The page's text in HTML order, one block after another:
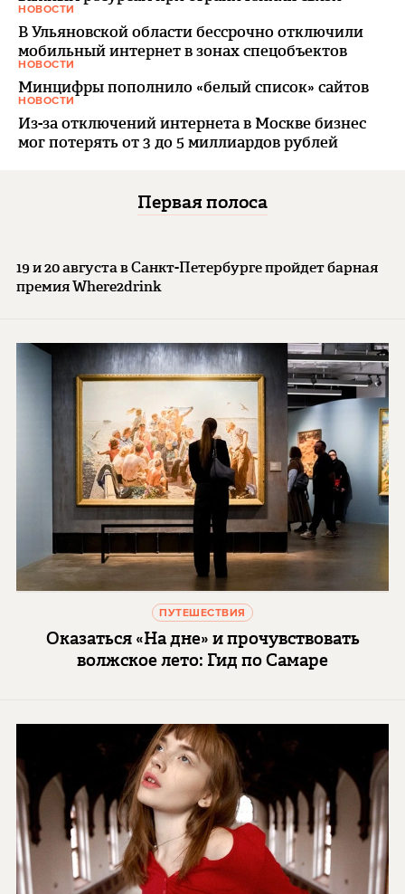
НОВОСТИ
В Ульяновской области бессрочно отключили
мобильный интернет в зонах спецобъектов
НОВОСТИ
Минцифры пополнило «белый список» сайтов
НОВОСТИ
Из-за отключений интернета в Москве бизнес
мог потерять от 3 до 5 миллиардов рублей
Первая полоса
19 и 20 августа в Санкт-Петербурге пройдет барная
премия Where2drink
ПУТЕШЕСТВИЯ
Оказаться «На дне» и прочувствовать
волжское лето: Гид по Самаре